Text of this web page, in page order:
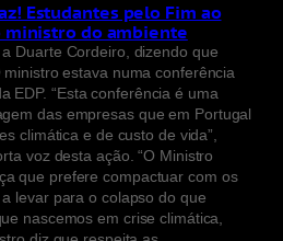
Estudantes pelo Fim ao
ministro do ambiente
Duarte Cordeiro, dizendo que
ministro estava numa conferência
EDP. “Esta conferência é uma
das empresas que em Portugal
climática e de custo de vida”,
voz desta ação. “O Ministro
que prefere compactuar com os
levar para o colapso do que
nascemos em crise climática,